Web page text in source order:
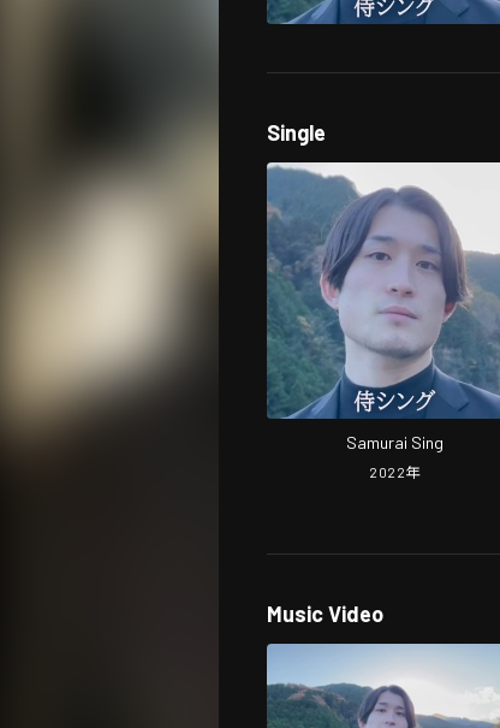
Single
Samurai Sing
2022年
Music Video